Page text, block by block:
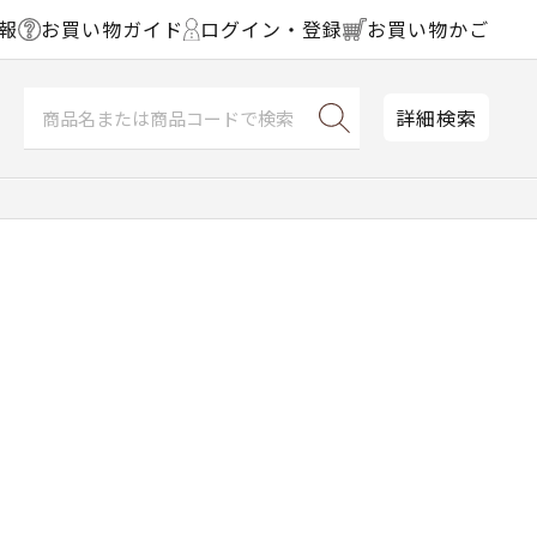
お買い物ガイド ログイン・登録 お買い物かご
詳細検索